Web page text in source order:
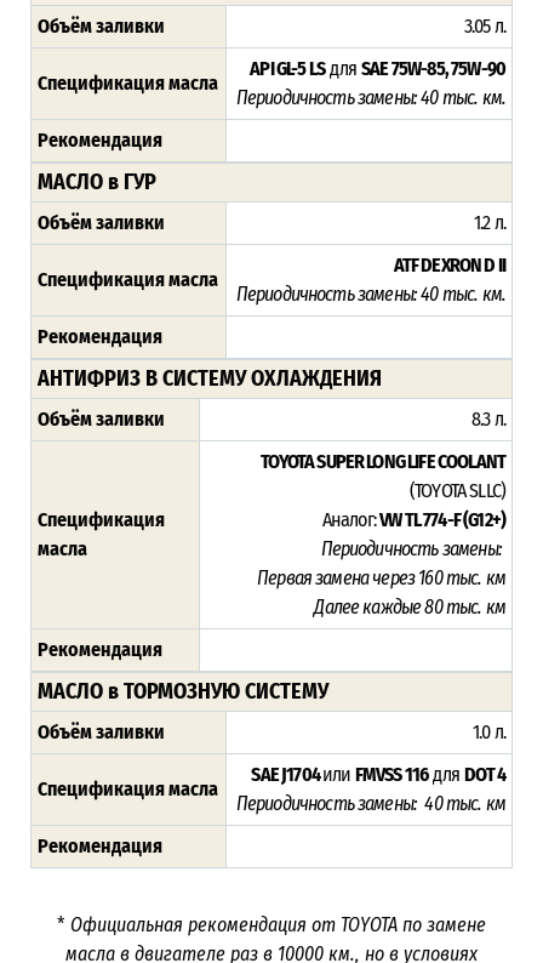
Объём заливки 3.05 л.
Спецификация масла
API GL-5 LSдляSAE 75W-85, 75W-90
Периодичность замены: 40 тыс. км.
Рекомендация
МАСЛО в ГУР
Объём заливки 1.2 л.
Спецификация масла
ATF DEXRON D II
Периодичность замены: 40 тыс. км.
Рекомендация
АНТИФРИЗ В СИСТЕМУ ОХЛАЖДЕНИЯ
Объём заливки 8.3 л.
Спецификация
масла
TOYOTA SUPER LONG LIFE COOLANT
(TOYOTA SLLC)
Аналог:VW TL 774-F (G12+)
Периодичность замены:
Первая замена через 160 тыс. км
Далее каждые 80 тыс. км
Рекомендация
МАСЛО в ТОРМОЗНУЮ СИСТЕМУ
Объём заливки 1.0 л.
Спецификация масла
SAE J1704или FMVSS 116дляDOT 4
Периодичность замены: 40 тыс. км
Рекомендация
* Официальная рекомендация от TOYOTA по замене
масла в двигателе раз в 10000 км., но в условиях